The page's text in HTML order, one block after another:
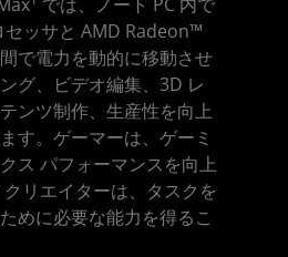
ッサと AMD Radeon™
で電力を動的に移動させ
グ、ビデオ編集、3D レ
ンツ制作、生産性を向上
す。ゲーマーは、ゲーミ
ス パフォーマンスを向上
リエイターは、タスクを
めに必要な能力を得るこ